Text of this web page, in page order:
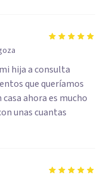
hija a consulta
que queríamos
ahora es mucho
unas cuantas